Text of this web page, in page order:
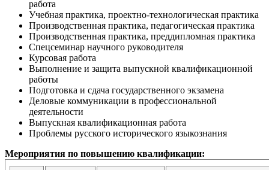
работа
Учебная практика, проектно-технологическая практика
Производственная практика, педагогическая практика
Производственная практика, преддипломная практика
Спецсеминар научного руководителя
Курсовая работа
Выполнение и защита выпускной квалификационной
работы
Подготовка и сдача государственного экзамена
Деловые коммуникации в профессиональной
деятельности
Выпускная квалификационная работа
Проблемы русского исторического языкознания
Мероприятия по повышению квалификации: